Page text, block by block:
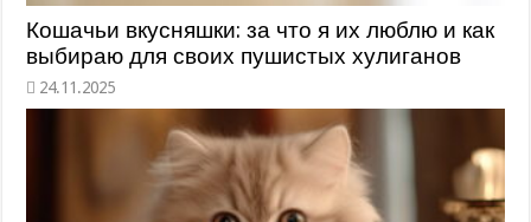
Кошачьи вкусняшки: за что я их люблю и как
выбираю для своих пушистых хулиганов